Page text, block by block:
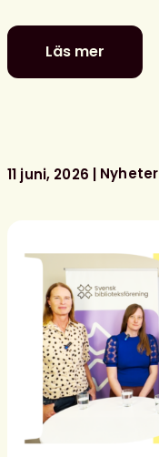
Läs mer
Politiker
–
ditt
11 juni, 2026 Nyheter